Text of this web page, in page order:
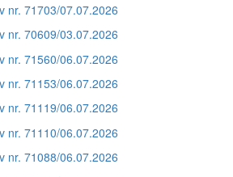
nr. 71703/07.07.2026
nr. 70609/03.07.2026
nr. 71560/06.07.2026
nr. 71153/06.07.2026
nr. 71119/06.07.2026
nr. 71110/06.07.2026
nr. 71088/06.07.2026